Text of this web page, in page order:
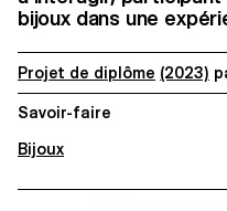
bijoux dans une
Projet de diplôme (2023)
Savoir-faire
Bijoux